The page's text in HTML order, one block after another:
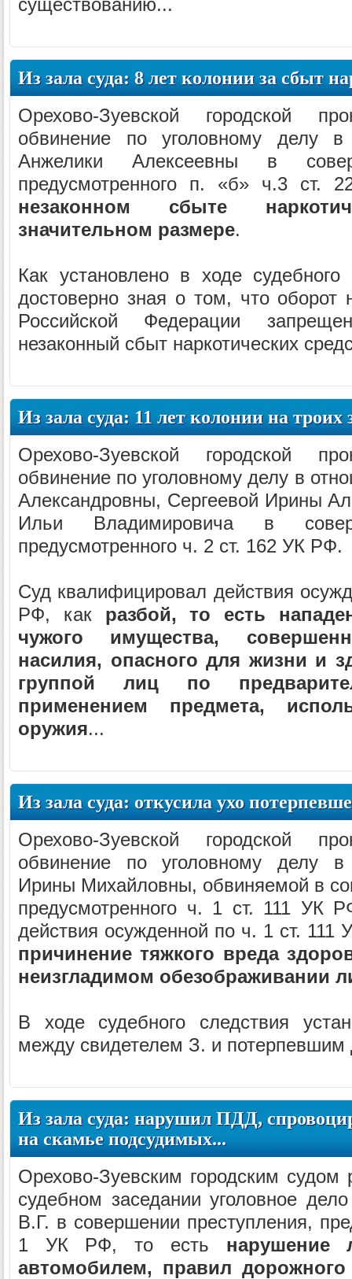
существованию...
Из зала суда: 8 лет колонии за сбыт
Орехово-Зуевской городской
обвинение по уголовному делу в
Анжелики Алексеевны в
предусмотренного п. «б» ч.3
незаконном сбыте
значительном размере.
Как установлено в ходе судебного
достоверно зная о том, что оборот
Российской Федерации
незаконный сбыт наркотических
Из зала суда: 11 лет колонии на троих
Орехово-Зуевской городской
обвинение по уголовному делу в
Александровны, Сергеевой Ирины
Ильи Владимировича в
предусмотренного ч. 2 ст. 162 УК РФ.
Суд квалифицировал действия
РФ, как разбой, то есть
чужого имущества,
насилия, опасного для жизни и
группой лиц по
применением предмета,
оружия...
Из зала суда: откусила ухо
Орехово-Зуевской городской
обвинение по уголовному делу
Ирины Михайловны, обвиняемой в
предусмотренного ч. 1 ст. 111 УК
действия осужденной по ч. 1 ст.
причинение тяжкого вреда
неизгладимом обезображивании
В ходе судебного следствия
между свидетелем З. и потерпевшим
Из зала суда: нарушил ПДД,
на скамье подсудимых...
Орехово-Зуевским городским судом
судебном заседании уголовное
В.Г. в совершении преступления,
1 УК РФ, то есть нарушение
автомобилем, правил